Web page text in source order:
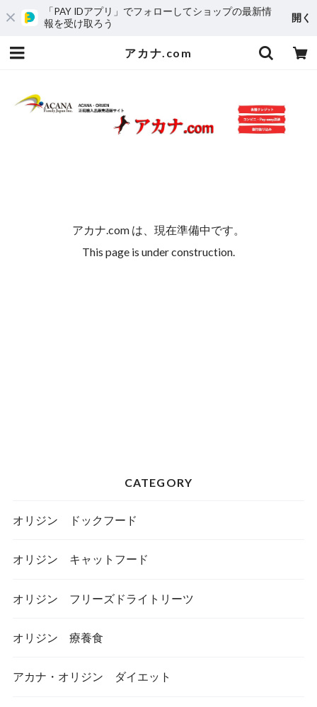
「PAY IDアプリ」でフォローしてショップの最新情
報を受け取ろう
開く
アカナ.com
アカナ.com は、現在準備中です。
This page is under construction.
CATEGORY
オリジン ドックフード
オリジン キャットフード
オリジン フリーズドライトリーツ
オリジン 療養食
アカナ・オリジン ダイエット